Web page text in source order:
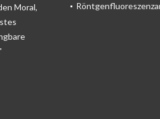
Moral,